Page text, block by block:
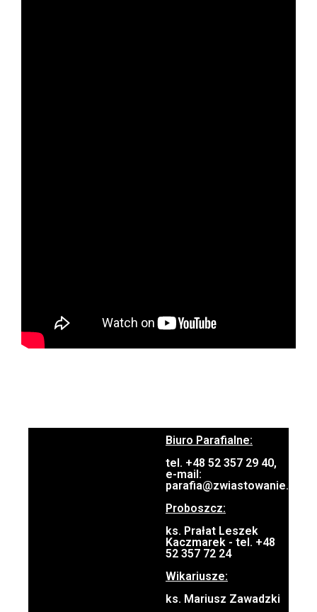
Biuro Parafialne:
tel. +48 52 357 29 40,
e-mail:
parafia@zwiastowanie.pl
Proboszcz:
ks. Prałat Leszek
Kaczmarek - tel. +48
52 357 72 24
Wikariusze:
ks. Mariusz Zawadzki